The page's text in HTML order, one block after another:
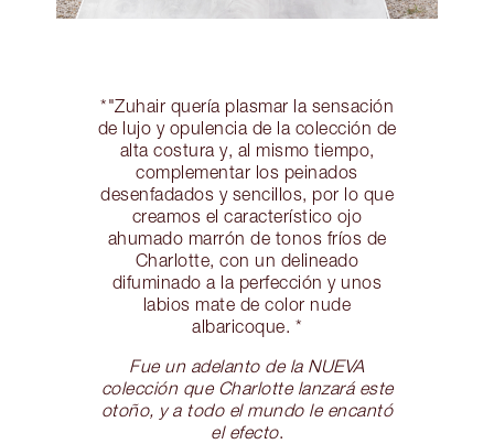
*"Zuhair quería plasmar la sensación
de lujo y opulencia de la colección de
alta costura y, al mismo tiempo,
complementar los peinados
desenfadados y sencillos, por lo que
creamos el característico ojo
ahumado marrón de tonos fríos de
Charlotte, con un delineado
difuminado a la perfección y unos
labios mate de color nude
albaricoque. *
Fue un adelanto de la NUEVA
colección que Charlotte lanzará este
otoño, y a todo el mundo le encantó
el efecto.